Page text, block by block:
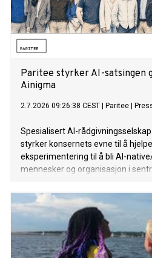
Paritee styrker AI-satsingen
Ainigma
2.7.2026 09:26:38 CEST Paritee
Spesialisert AI-
styrker konsernets evne til å
eksperimentering til å bli AI-
mennesker og organisasjon i